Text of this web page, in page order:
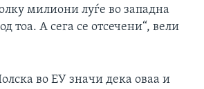
милиони луѓе во западна
тоа. А сега се отсечени“, вели
во ЕУ значи дека оваа и